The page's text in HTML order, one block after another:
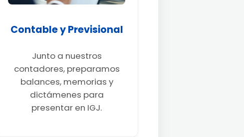
Contable y Previsional
Junto a nuestros
contadores, preparamos
balances, memorias y
dictámenes para
presentar en IGJ.